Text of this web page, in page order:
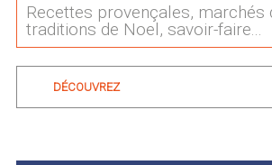
Recettes provençales, marchés
traditions de Noel, savoir-faire...
DÉCOUVREZ